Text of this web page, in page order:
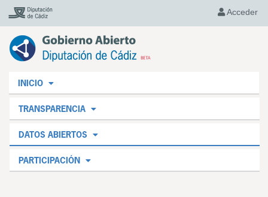
Acceder
INICIO
TRANSPARENCIA
DATOS ABIERTOS
PARTICIPACIÓN